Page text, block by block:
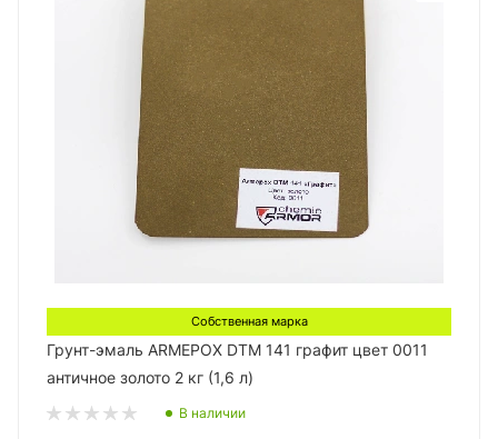
Собственная марка
Грунт-эмаль ARMEPOX DTM 141 графит цвет 0011
античное золото 2 кг (1,6 л)
В наличии